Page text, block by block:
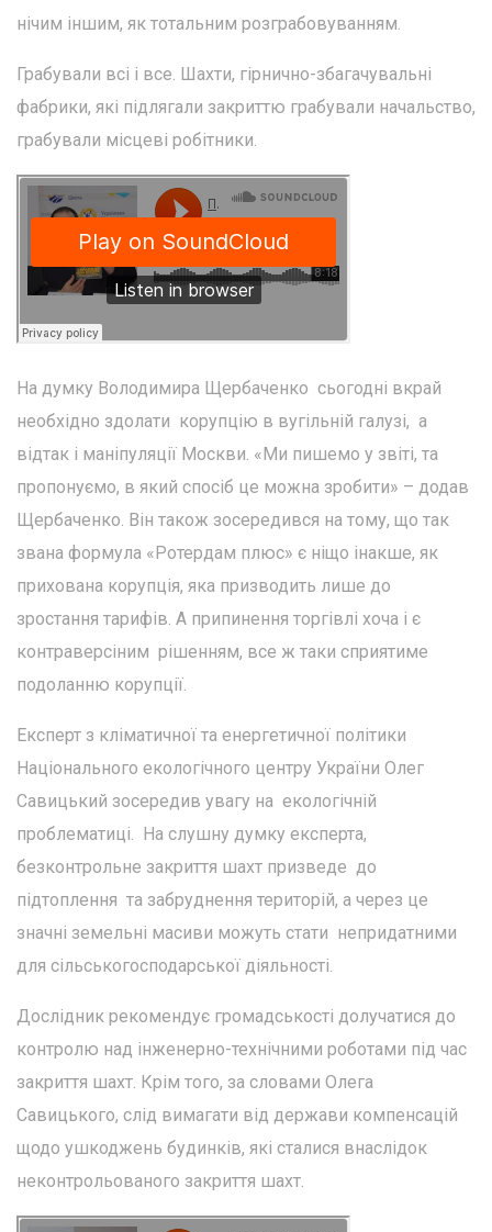
нічим іншим, як тотальним розграбовуванням.
Грабували всі і все. Шахти, гірнично-збагачувальні
фабрики, які підлягали закриттю грабували начальство,
грабували місцеві робітники.
На думку Володимира Щербаченко сьогодні вкрай
необхідно здолати корупцію в вугільній галузі, а
відтак і маніпуляції Москви. «Ми пишемо у звіті, та
пропонуємо, в який спосіб це можна зробити» – додав
Щербаченко. Він також зосередився на тому, що так
звана формула «Ротердам плюс» є ніщо інакше, як
прихована корупція, яка призводить лише до
зростання тарифів. А припинення торгівлі хоча і є
контраверсіним рішенням, все ж таки сприятиме
подоланню корупції.
Експерт з кліматичної та енергетичної політики
Національного екологічного центру України Олег
Савицький зосередив увагу на екологічній
проблематиці. На слушну думку експерта,
безконтрольне закриття шахт призведе до
підтоплення та забруднення територій, а через це
значні земельні масиви можуть стати непридатними
для сільськогосподарської діяльності.
Дослідник рекомендує громадськості долучатися до
контролю над інженерно-технічними роботами під час
закриття шахт. Крім того, за словами Олега
Савицького, слід вимагати від держави компенсацій
щодо ушкоджень будинків, які сталися внаслідок
неконтрольованого закриття шахт.